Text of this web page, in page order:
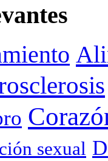
sexual